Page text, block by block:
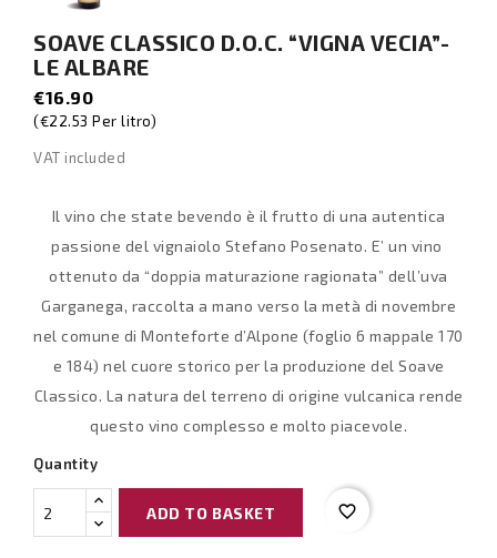
SOAVE CLASSICO D.O.C. “VIGNA VECIA”-
LE ALBARE
€16.90
(€22.53 Per litro)
VAT included
Il vino che state bevendo è il frutto di una autentica
passione del vignaiolo Stefano Posenato. E’ un vino
ottenuto da “doppia maturazione ragionata” dell’uva
Garganega, raccolta a mano verso la metà di novembre
nel comune di Monteforte d’Alpone (foglio 6 mappale 170
e 184) nel cuore storico per la produzione del Soave
Classico. La natura del terreno di origine vulcanica rende
questo vino complesso e molto piacevole.
Quantity
ADD TO BASKET favorite_border